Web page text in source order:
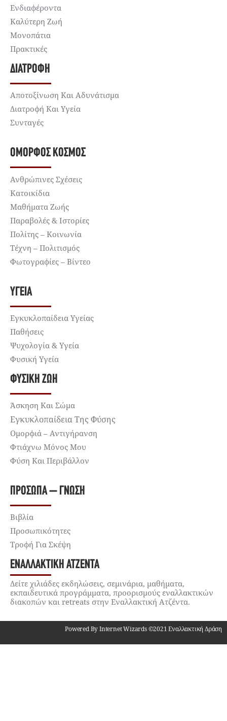
Ενδιαφέροντα
Καλύτερη Ζωή
Μονοπάτια
Πρακτικές
ΔΙΑΤΡΟΦΉ
Αποτοξίνωση Και Αδυνάτισμα
Διατροφή Και Υγεία
Συνταγές
ΌΜΟΡΦΟΣ ΚΌΣΜΟΣ
Ανθρώπινες Σχέσεις
Κατοικίδια
Μαθήματα Ζωής
Παραβολές & Ιστορίες
Πολίτης – Κοινωνία
Τέχνη – Πολιτισμός
Φωτογραφίες – Βίντεο
ΥΓΕΊΑ
Εγκυκλοπαίδεια Υγείας
Παθήσεις
Ψυχολογία & Υγεία
Φυσική Υγεία
ΦΥΣΙΚΉ ΖΩΉ
Άσκηση Και Σώμα
Εγκυκλοπαίδεια Της Φύσης
Ομορφιά – Αντιγήρανση
Φτιάχνω Μόνος Μου
Φύση Και Περιβάλλον
ΠΡΌΣΩΠΑ – ΓΝΏΣΗ
Βιβλία
Προσωπικότητες
Τροφή Για Σκέψη
ΕΝΑΛΛΑΚΤΙΚΉ ΑΤΖΈΝΤΑ
Δείτε χιλιάδες εκδηλώσεις, σεμινάρια, μαθήματα,
εκπαιδευτικά προγράμματα, προορισμούς εναλλακτικών
διακοπών και retreats στην Εναλλακτική Ατζέντα.
Powered By Internet Wizards ©2021 Εναλλακτική Δράση